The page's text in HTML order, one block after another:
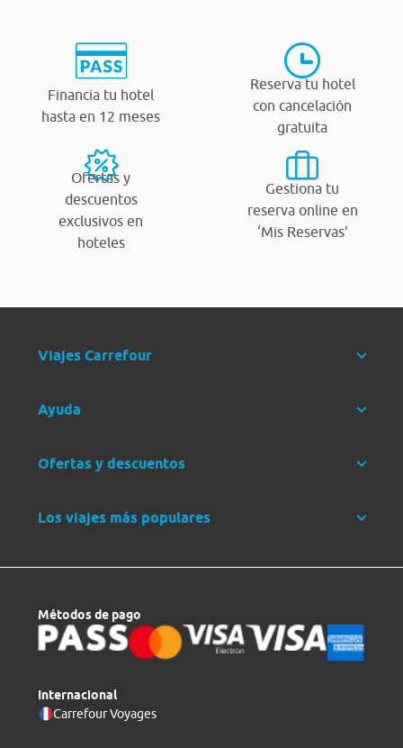
Financia tu hotel
hasta en 12 meses
Reserva tu hotel
con cancelación
gratuita
Ofertas y
descuentos
exclusivos en
hoteles
Gestiona tu
reserva online en
‘Mis Reservas’
Viajes Carrefour
Ayuda
Ofertas y descuentos
Los viajes más populares
Métodos de pago
Internacional
Carrefour Voyages